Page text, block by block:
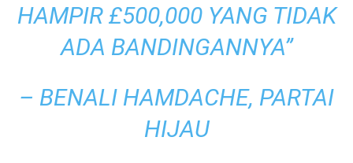
HAMPIR £500,000 YANG TIDAK
ADA BANDINGANNYA”
– BENALI HAMDACHE, PARTAI
HIJAU